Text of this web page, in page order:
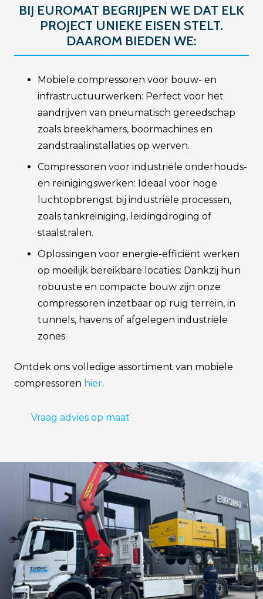
BIJ EUROMAT BEGRIJPEN WE DAT ELK
PROJECT UNIEKE EISEN STELT.
DAAROM BIEDEN WE:
Mobiele compressoren voor bouw- en
infrastructuurwerken: Perfect voor het
aandrijven van pneumatisch gereedschap
zoals breekhamers, boormachines en
zandstraalinstallaties op werven.
Compressoren voor industriële onderhouds-
en reinigingswerken: Ideaal voor hoge
luchtopbrengst bij industriële processen,
zoals tankreiniging, leidingdroging of
staalstralen.
Oplossingen voor energie-efficiënt werken
op moeilijk bereikbare locaties: Dankzij hun
robuuste en compacte bouw zijn onze
compressoren inzetbaar op ruig terrein, in
tunnels, havens of afgelegen industriële
zones.
Ontdek ons volledige assortiment van mobiele
compressoren hier.
Vraag advies op maat